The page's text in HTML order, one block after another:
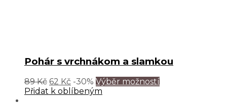
Pohár s vrchnákom a slamkou
89Kč 62 Kč -30% Výběr možností
Přidat k oblíbeným